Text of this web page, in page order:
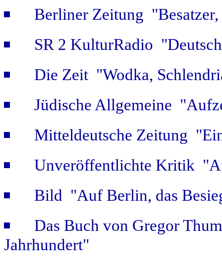
Berliner Zeitung
SR 2 KulturRadio
Die Zeit "Wodka,
Jüdische Allgemeine
Mitteldeutsche Zeitung
Unveröffentlichte Kritik
Bild "Auf Berlin, das
Das Buch von Gregor
Jahrhundert"